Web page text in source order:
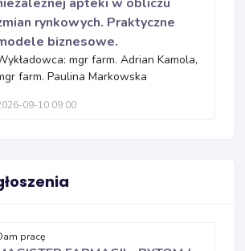
rynkowych. Praktyczne
biznesowe.
mgr farm. Adrian Kamola,
farm. Paulina Markowska
09-10 09:00
pracę